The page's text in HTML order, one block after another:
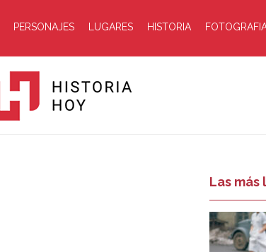
PERSONAJES LUGARES HISTORIA
Las más